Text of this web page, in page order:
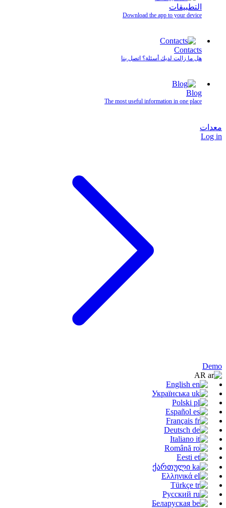
التطبيقات
Download the app to your device
Contacts
هل ما زالت لديك أسئلة؟ اتصل بنا
Blog
The most useful information in one place
معدات
Log in
Demo
English
Українська
Polski
Español
Français
Deutsch
Italiano
Română
Eesti
ქართული
Ελληνικά
Türkçe
Русский
Беларуская